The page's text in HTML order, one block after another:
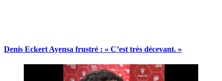
Denis Eckert Ayensa frustré : « C’est très décevant. »